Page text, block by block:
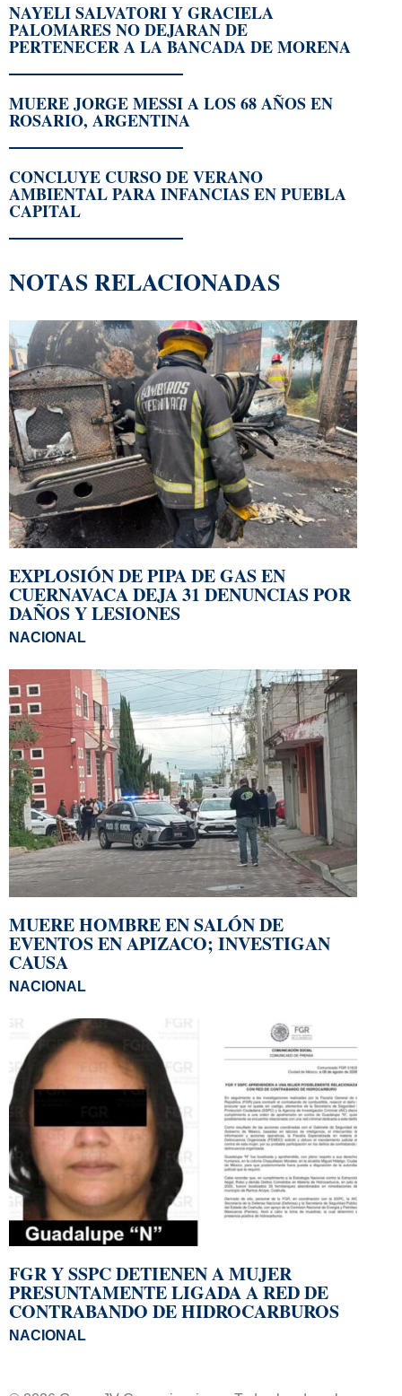
NAYELI SALVATORI Y GRACIELA
PALOMARES NO DEJARAN DE
PERTENECER A LA BANCADA DE MORENA
MUERE JORGE MESSI A LOS 68 AÑOS EN
ROSARIO, ARGENTINA
CONCLUYE CURSO DE VERANO
AMBIENTAL PARA INFANCIAS EN PUEBLA
CAPITAL
NOTAS RELACIONADAS
EXPLOSIÓN DE PIPA DE GAS EN
CUERNAVACA DEJA 31 DENUNCIAS POR
DAÑOS Y LESIONES
NACIONAL
MUERE HOMBRE EN SALÓN DE
EVENTOS EN APIZACO; INVESTIGAN
CAUSA
NACIONAL
FGR Y SSPC DETIENEN A MUJER
PRESUNTAMENTE LIGADA A RED DE
CONTRABANDO DE HIDROCARBUROS
NACIONAL